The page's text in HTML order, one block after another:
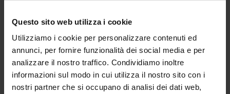
Questo sito web utilizza i cookie
Utilizziamo i cookie per personalizzare contenuti ed
annunci, per fornire funzionalità dei social media e per
analizzare il nostro traffico. Condividiamo inoltre
informazioni sul modo in cui utilizza il nostro sito con i
nostri partner che si occupano di analisi dei dati web,
di luna
Alexander McQueen ha usato la luna come simbolo
potente e mutevole, capace di trasformarsi da
paesaggio alieno a visione mistica. Nel2003, con
tute futuristiche e texture metalliche, ha evocato un
immaginario lunare freddo e tecnologico. Qualche
anno dopo, nel2007, la sua luna diventa più onirica